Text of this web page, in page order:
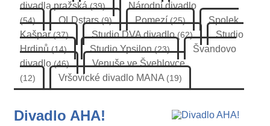
divadla pražská(39) Národní divadlo
(54) OLDstars(9) Pomezí(25)
Spolek
Kašpar(37) Studio DVA divadlo(62)
Studio
Hrdinů(14) Studio Ypsilon(23)
Švandovo
divadlo(46) Venuše ve Švehlovce
(12) Vršovické divadlo MANA (19)
Divadlo AHA!